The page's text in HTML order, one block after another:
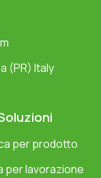
(PR) Italy
per prodotto
per lavorazione